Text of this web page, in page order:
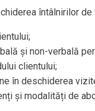
întâlnirilor de
și non-verbală
clientului;
în deschiderea
și modalități de